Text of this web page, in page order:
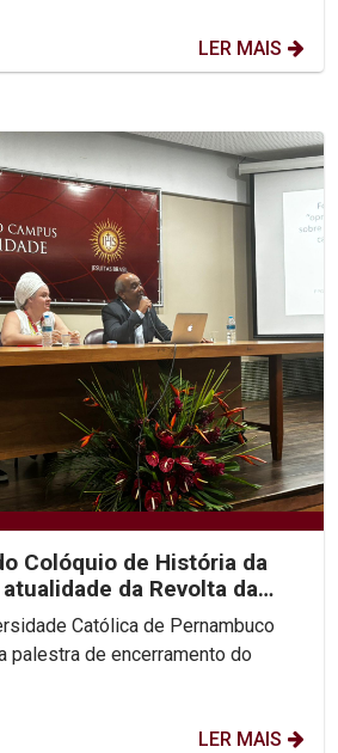
LER MAIS
Colóquio de História da
da Revolta da
Católica de Pernambuco
palestra de encerramento do
LER MAIS